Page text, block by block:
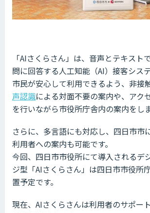
「AIさくらさん」は、音声とテキスト
問に回答する人工知能（AI）接客システ
市民が安心して利用できるよう、非接
声認識による対面不要の案内や、アク
を行いながら市役所庁舎内の案内をしま
さらに、多言語にも対応し、四日市市
利用者への案内も可能です。
今回、四日市市役所にて導入されるデ
ジ型「AIさくらさん」は四日市市役所
置予定です。
現在、AIさくらさんは利用者のサポー